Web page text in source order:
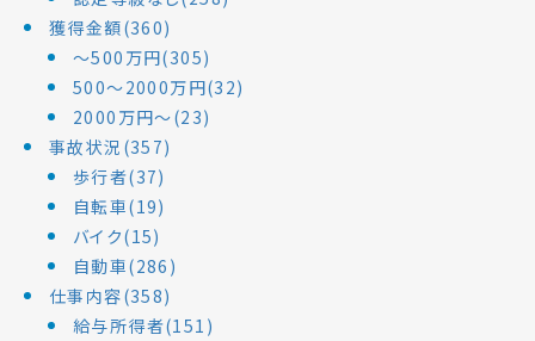
獲得金額(360)
～500万円(305)
500～2000万円(32)
2000万円～(23)
事故状況(357)
歩行者(37)
自転車(19)
バイク(15)
自動車(286)
仕事内容(358)
給与所得者(151)